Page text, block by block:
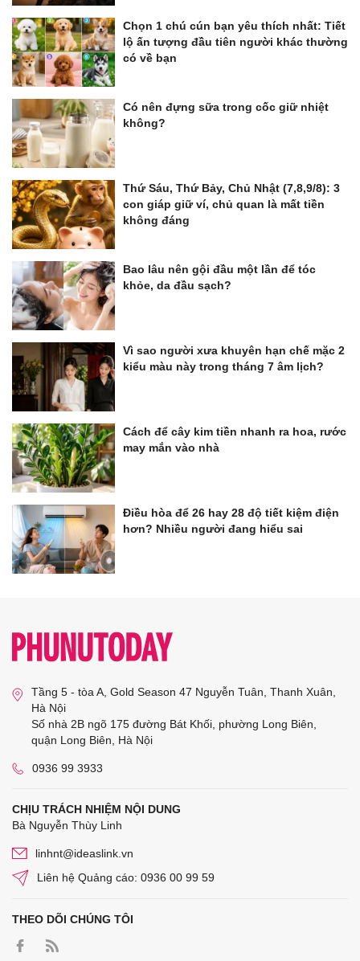
Chọn 1 chú cún bạn yêu thích nhất: Tiết
lộ ấn tượng đầu tiên người khác thường
có về bạn
Có nên đựng sữa trong cốc giữ nhiệt
không?
Thứ Sáu, Thứ Bảy, Chủ Nhật (7,8,9/8): 3
con giáp giữ ví, chủ quan là mất tiền
không đáng
Bao lâu nên gội đầu một lần để tóc
khỏe, da đầu sạch?
Vì sao người xưa khuyên hạn chế mặc 2
kiểu màu này trong tháng 7 âm lịch?
Cách để cây kim tiền nhanh ra hoa, rước
may mắn vào nhà
Điều hòa để 26 hay 28 độ tiết kiệm điện
hơn? Nhiều người đang hiểu sai
Tầng 5 - tòa A, Gold Season 47 Nguyễn Tuân, Thanh Xuân,
Hà Nội
Số nhà 2B ngõ 175 đường Bát Khối, phường Long Biên,
quận Long Biên, Hà Nội
0936 99 3933
CHỊU TRÁCH NHIỆM NỘI DUNG
Bà Nguyễn Thùy Linh
linhnt@ideaslink.vn
Liên hệ Quảng cáo: 0936 00 99 59
THEO DÕI CHÚNG TÔI